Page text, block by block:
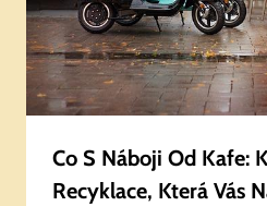
Co S Náboji Od Kafe:
Recyklace, Která Vás